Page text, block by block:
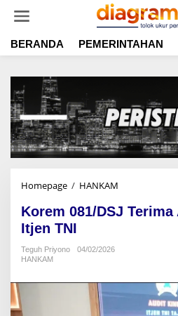
t
BERANDA PEMERINTAHAN
Homepage / HANKAM
r
Korem 081/DSJ
Itjen TNI
Teguh Priyono
04/02/2026
HANKAM